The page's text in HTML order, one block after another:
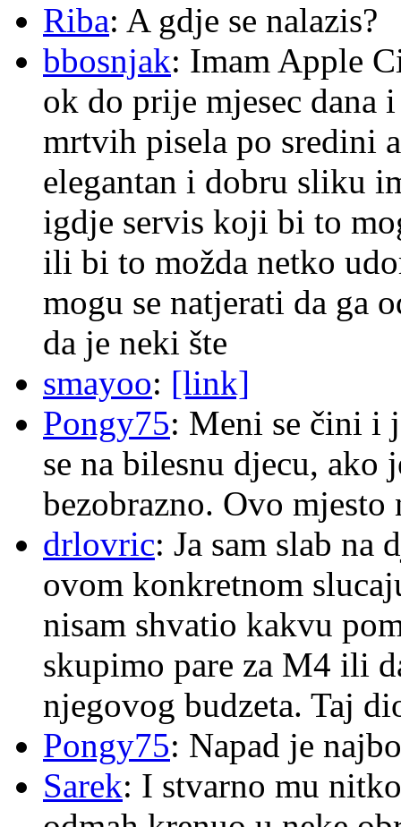
Riba: A gdje se nalazis?
bbosnjak: Imam Apple
ok do prije mjesec dana
mrtvih pisela po sredini
elegantan i dobru sliku
igdje servis koji bi to
ili bi to možda netko
mogu se natjerati da ga
da je neki šte
smayoo: [link]
Pongy75: Meni se čini i
se na bilesnu djecu, ako
bezobrazno. Ovo
drlovric: Ja sam slab na
ovom konkretnom
nisam shvatio kakvu
skupimo pare za M4 ili
njegovog budzeta. Taj
Pongy75: Napad je
Sarek: I stvarno mu